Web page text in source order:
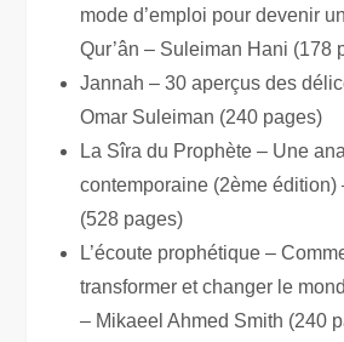
mode d’emploi pour devenir
Qur’ân – Suleiman Hani (178
Jannah – 30 aperçus des
Omar Suleiman (240 pages)
La Sîra du Prophète – Une
contemporaine (2ème édition)
(528 pages)
L’écoute prophétique –
transformer et changer le
– Mikaeel Ahmed Smith (240